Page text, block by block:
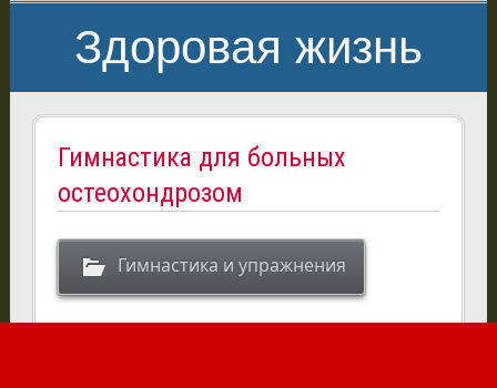
Здоровая жизнь
Гимнастика для больных
остеохондрозом
Гимнастика и упражнения